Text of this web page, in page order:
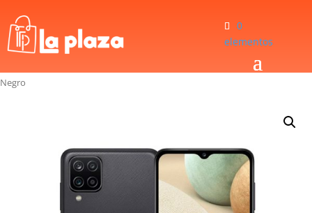
0
elementos
Celular Samsung A12 SM-A127M DS 64GB 6.5
Negro